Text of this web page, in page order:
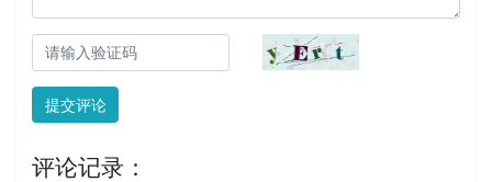
提交评论
评论记录：